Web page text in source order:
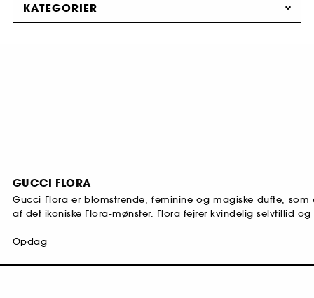
KATEGORIER
GUCCI FLORA
Gucci Flora er blomstrende, feminine og magiske dufte, som
af det ikoniske Flora-mønster. Flora fejrer kvindelig selvtillid og
Opdag